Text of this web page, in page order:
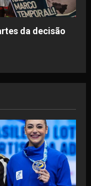
da decisão